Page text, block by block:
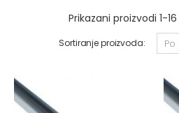
Prikazani proizvodi 1-
Sortiranje proizvoda: